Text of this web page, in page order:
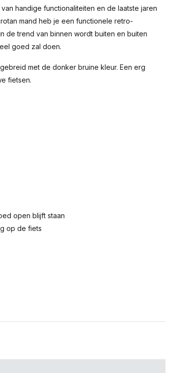
handige functionaliteiten en de laatste jaren
mand heb je een functionele retro-
de trend van binnen wordt buiten en buiten
goed zal doen.
met de donker bruine kleur. Een erg
fietsen.
open blijft staan
op de fiets